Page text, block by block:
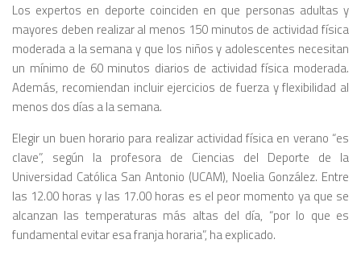
Los expertos en deporte coinciden en que personas adultas y
mayores deben realizar al menos 150 minutos de actividad física
moderada a la semana y que los niños y adolescentes necesitan
un mínimo de 60 minutos diarios de actividad física moderada.
Además, recomiendan incluir ejercicios de fuerza y flexibilidad al
menos dos días a la semana.
Elegir un buen horario para realizar actividad física en verano “es
clave”, según la profesora de Ciencias del Deporte de la
Universidad Católica San Antonio (UCAM), Noelia González. Entre
las 12.00 horas y las 17.00 horas es el peor momento ya que se
alcanzan las temperaturas más altas del día, “por lo que es
fundamental evitar esa franja horaria”, ha explicado.